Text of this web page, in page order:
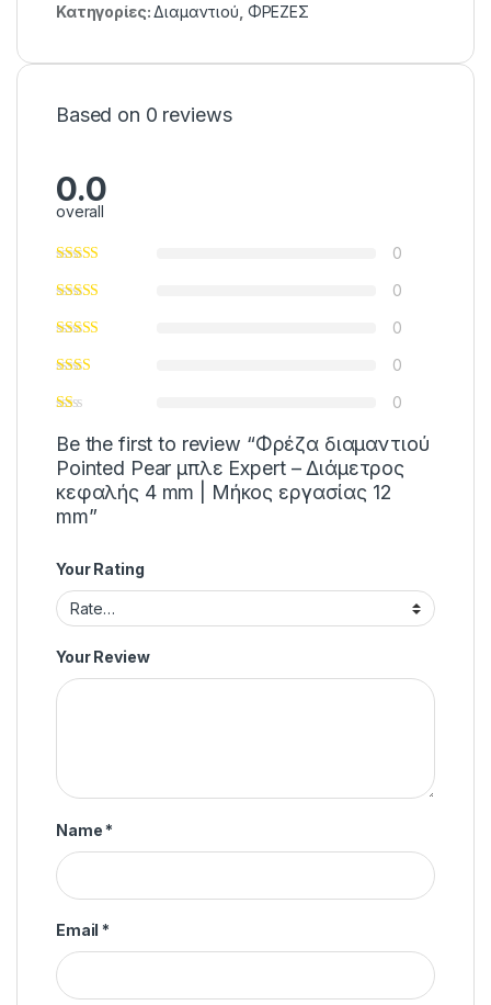
Κατηγορίες:Διαμαντιού ΦΡΕΖΕΣ
Based on 0 reviews
0.0
overall
0
0
0
0
0
Be the first to review “Φρέζα διαμαντιού
Pointed Pear μπλε Expert – Διάμετρος
κεφαλής 4 mm | Μήκος εργασίας 12
mm”
Your Rating
Your Review
Name *
Email *